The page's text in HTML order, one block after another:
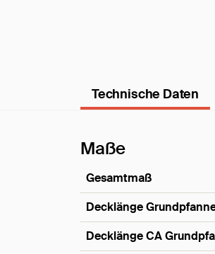
Technische Daten
Maße
Gesamtmaß
Decklänge
Decklänge CA